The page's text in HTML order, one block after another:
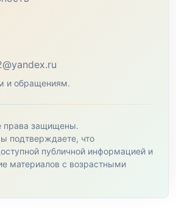
и обращениям.
права защищены.
подтверждаете, что
публичной информацией и
материалов с возрастными